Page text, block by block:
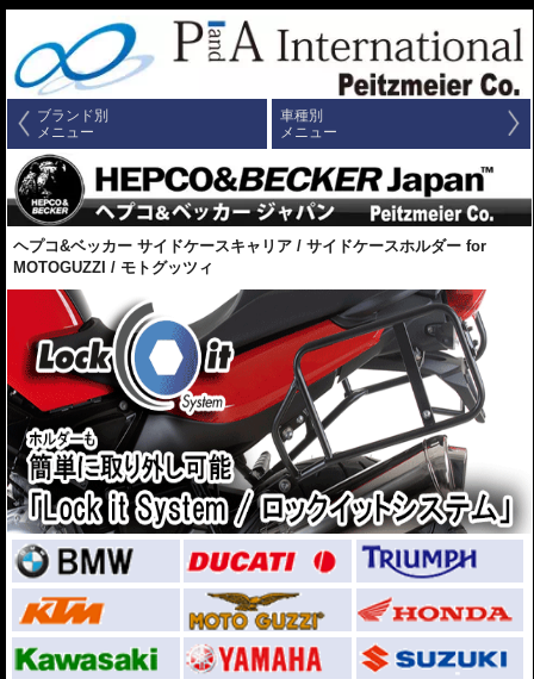
ブランド別
メニュー
車種別
メニュー
ヘプコ&ベッカー サイドケースキャリア / サイドケースホルダー for
MOTOGUZZI / モトグッツィ